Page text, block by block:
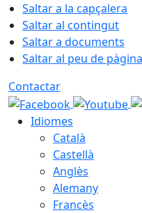
Saltar a la capçalera
Saltar al contingut
Saltar a documents
Saltar al peu de pàgina
Contactar
Idiomes
Català
Castellà
Anglès
Alemany
Francès